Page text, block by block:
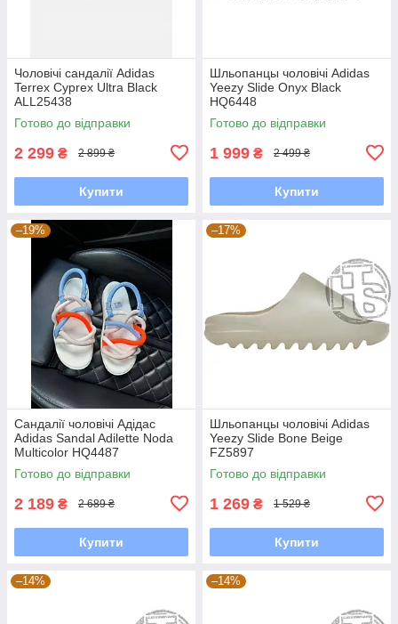
Чоловічі сандалії Adidas
Terrex Cyprex Ultra Black
ALL25438
Готово до відправки
2 299 ₴ 2 899 ₴
Купити
Шльопанцы чоловічі Adidas
Yeezy Slide Onyx Black
HQ6448
Готово до відправки
1 999 ₴ 2 499 ₴
Купити
–19%
Сандалії чоловічі Адідас
Adidas Sandal Adilette Noda
Multicolor HQ4487
Готово до відправки
2 189 ₴ 2 689 ₴
Купити
–17%
Шльопанцы чоловічі Adidas
Yeezy Slide Bone Beige
FZ5897
Готово до відправки
1 269 ₴ 1 529 ₴
Купити
–14% –14%